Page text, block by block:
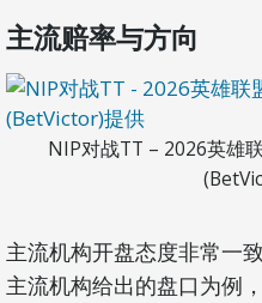
主流赔率与方向
NIP对战TT – 2026英雄
主流机构开盘态度非常一
主流机构给出的盘口为例